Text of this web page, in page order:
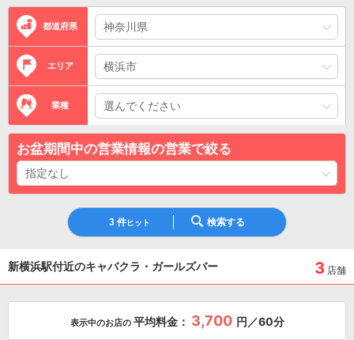
都道府県
エリア
業種
お盆期間中の営業情報の営業で絞る
3 件ヒット 検索する
新横浜駅付近のキャバクラ・ガールズバー 3 店舗
表示中のお店の 平均料金： 3,700 円／60分